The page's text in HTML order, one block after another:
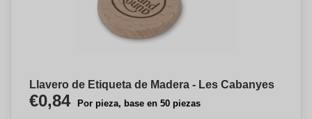
Llavero de Etiqueta de Madera - Les Cabanyes
€0,84 Por pieza, base en 50 piezas